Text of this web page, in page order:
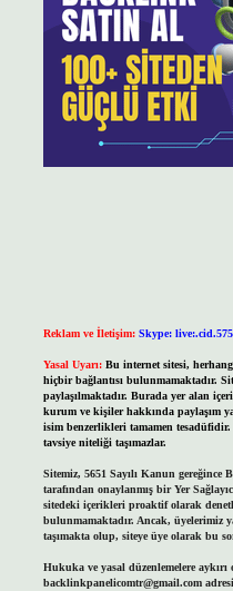
Reklam ve İletişim: Skype:
Yasal Uyarı: Bu internet sitesi,
hiçbir bağlantısı bulunmamaktadır.
paylaşılmaktadır. Burada yer alan
kurum ve kişiler hakkında paylaşım
isim benzerlikleri tamamen
tavsiye niteliği taşımazlar.
Sitemiz, 5651 Sayılı Kanun
tarafından onaylanmış bir Yer
sitedeki içerikleri proaktif olarak
bulunmamaktadır. Ancak, üyelerimiz
taşımakta olup, siteye üye olarak bu
Hukuka ve yasal düzenlemelere
backlinkpanelicomtr@gmail.com